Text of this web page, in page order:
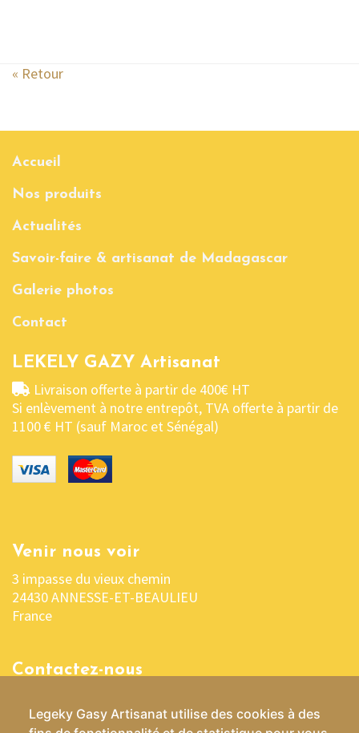
« Retour
Accueil
Nos produits
Actualités
Savoir-faire & artisanat de Madagascar
Galerie photos
Contact
LEKELY GAZY Artisanat
Livraison offerte à partir de 400€ HT
Si enlèvement à notre entrepôt, TVA offerte à partir de
1100 € HT (sauf Maroc et Sénégal)
Venir nous voir
3 impasse du vieux chemin
24430 ANNESSE-ET-BEAULIEU
France
Contactez-nous
contact@lekelygasy-artisanat.fr
Legeky Gasy Artisanat utilise des cookies à des